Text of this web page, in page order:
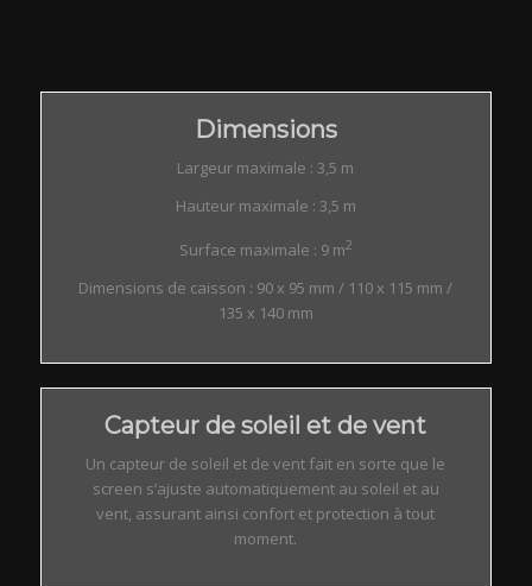
Dimensions
Largeur maximale : 3,5 m
Hauteur maximale : 3,5 m
Surface maximale : 9 m2
Dimensions de caisson : 90 x 95 mm / 110 x 115 mm /
135 x 140 mm
Capteur de soleil et de vent
Un capteur de soleil et de vent fait en sorte que le
screen s’ajuste automatiquement au soleil et au
vent, assurant ainsi confort et protection à tout
moment.